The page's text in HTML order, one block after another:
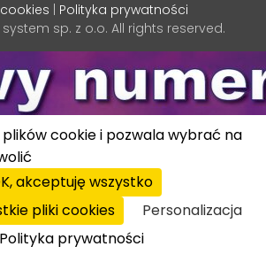
Polityka prywatności
system sp. z o.o. All rights reserved.
cookie i pozwala wybrać na
akceptuję wszystko
pliki cookies
Personalizacja
Polityka prywatności